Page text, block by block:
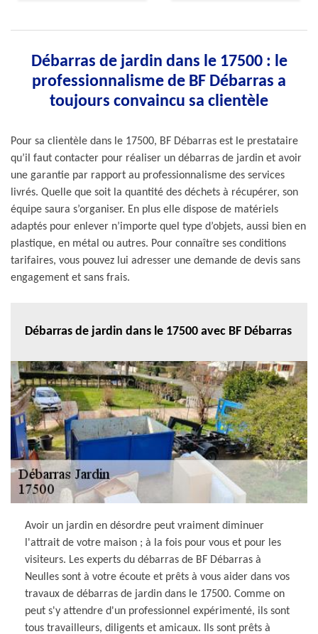
Débarras de jardin dans le 17500 : le
professionnalisme de BF Débarras a
toujours convaincu sa clientèle
Pour sa clientèle dans le 17500, BF Débarras est le prestataire
qu’il faut contacter pour réaliser un débarras de jardin et avoir
une garantie par rapport au professionnalisme des services
livrés. Quelle que soit la quantité des déchets à récupérer, son
équipe saura s’organiser. En plus elle dispose de matériels
adaptés pour enlever n’importe quel type d’objets, aussi bien en
plastique, en métal ou autres. Pour connaître ses conditions
tarifaires, vous pouvez lui adresser une demande de devis sans
engagement et sans frais.
Débarras de jardin dans le 17500 avec BF Débarras
Avoir un jardin en désordre peut vraiment diminuer
l'attrait de votre maison ; à la fois pour vous et pour les
visiteurs. Les experts du débarras de BF Débarras à
Neulles sont à votre écoute et prêts à vous aider dans vos
travaux de débarras de jardin dans le 17500. Comme on
peut s'y attendre d'un professionnel expérimenté, ils sont
tous travailleurs, diligents et amicaux. Ils sont prêts à